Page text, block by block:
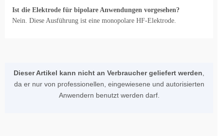
Ist die Elektrode für bipolare Anwendungen vorgesehen?
Nein. Diese Ausführung ist eine monopolare HF-Elektrode.
Dieser Artikel kann nicht an Verbraucher geliefert werden
da er nur von professionellen, eingewiesene und autorisierten
Anwendern benutzt werden darf.